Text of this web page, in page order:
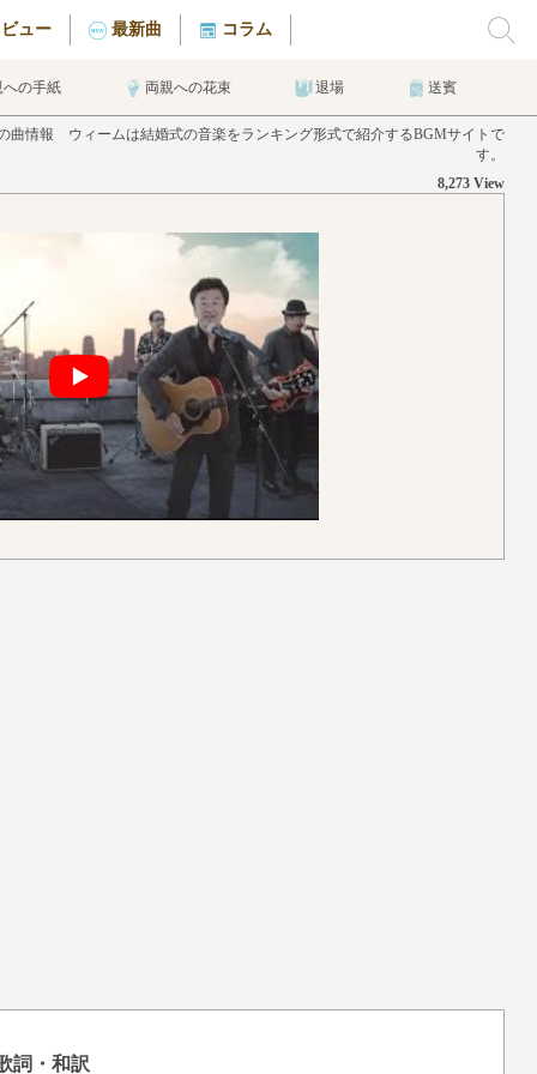
ュー 最新曲 コラム
への手紙 両親への花束 退場 送賓
曲情報 ウィームは結婚式の音楽をランキング形式で紹介するBGMサイトで
す。
8,273 View
詞・和訳